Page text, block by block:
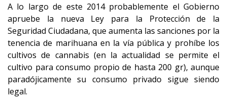
A lo largo de este 2014 probablemente el Gobierno
apruebe la nueva Ley para la Protección de la
Seguridad Ciudadana, que aumenta las sanciones por la
tenencia de marihuana en la vía pública y prohíbe los
cultivos de cannabis (en la actualidad se permite el
cultivo para consumo propio de hasta 200 gr), aunque
paradójicamente su consumo privado sigue siendo
legal.